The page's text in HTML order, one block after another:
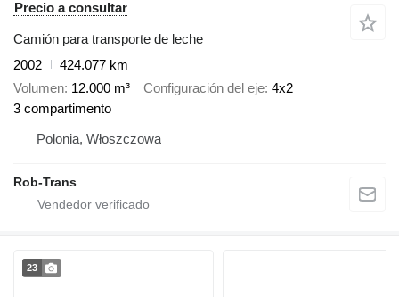
Precio a consultar
Camión para transporte de leche
2002
424.077 km
Volumen 12.000 m³ Configuración del eje 4x2
3 compartimento
Polonia, Włoszczowa
Rob-Trans
23